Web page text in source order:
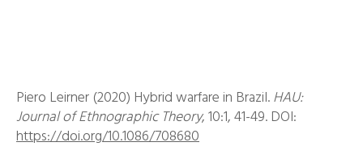
Piero Leirner (2020) Hybrid warfare in Brazil.HAU:
Journal of Ethnographic Theory, 10:1, 41-49. DOI:
https://doi.org/10.1086/708680